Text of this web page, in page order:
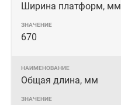
Ширина платформ, мм
670
Общая длина, мм